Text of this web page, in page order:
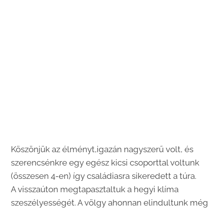
Köszönjük az élményt,igazán nagyszerű volt, és
szerencsénkre egy egész kicsi csoporttal voltunk
(összesen 4-en) így családiasra sikeredett a túra.
A visszaúton megtapasztaltuk a hegyi klíma
szeszélyességét. A völgy ahonnan elindultunk még